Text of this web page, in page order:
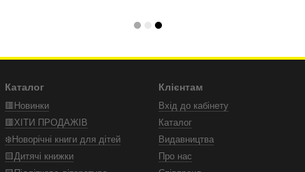
Каталог
🟥Новинки
🟥ХІТИ ПРОДАЖІВ
❄️Новорічні книги для дітей
🟨Дитячі книжки
Клієнтам
Вхід до кабінету
Каталог
Видавництва
Про нас